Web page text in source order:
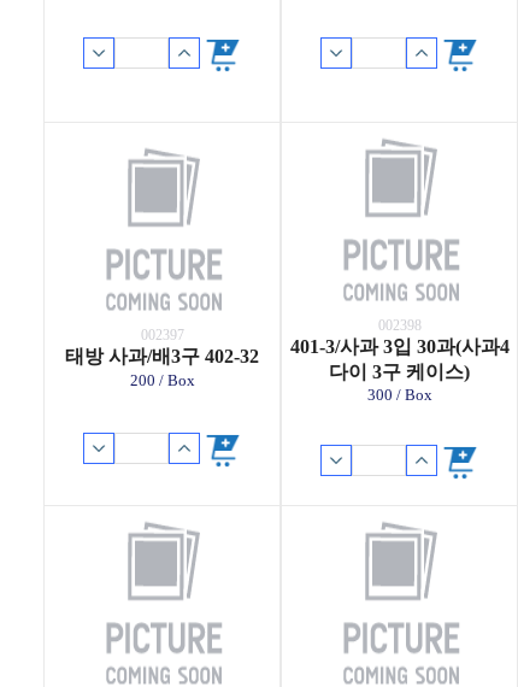
002397
태방 사과/배3구 402-32
200 / Box
002398
401-3/사과 3입 30과(사과4
다이 3구 케이스)
300 / Box